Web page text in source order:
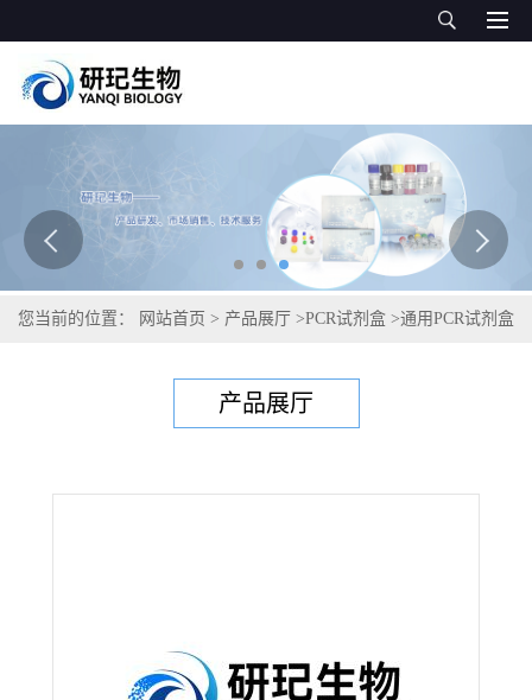
您当前的位置： 网站首页 > 产品展厅 >PCR试剂盒 >通用PCR试剂盒
产品展厅